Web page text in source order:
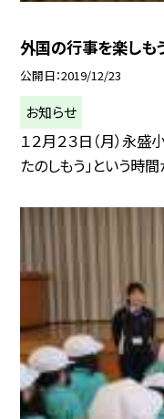
外国の行事を楽しも
公開日 2019/12/23
お知らせ
１２月２３日（月）永
たのしもう」という時